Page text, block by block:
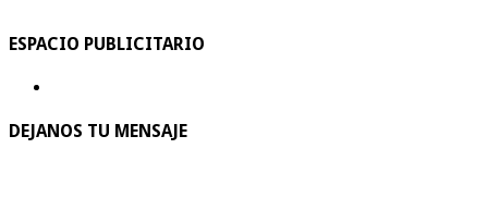
ESPACIO PUBLICITARIO
DEJANOS TU MENSAJE